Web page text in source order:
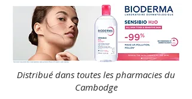
Distribué dans toutes les pharmacies du
Cambodge